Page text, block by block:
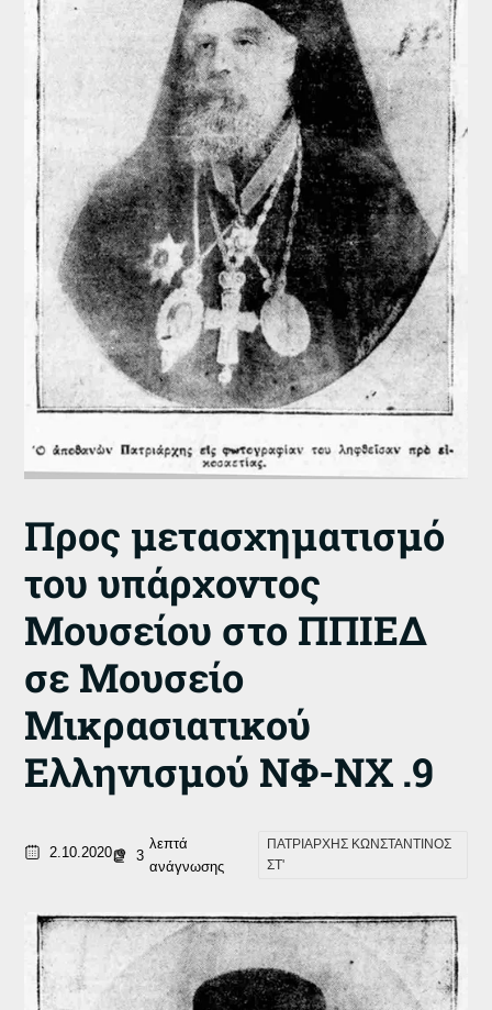
Προς μετασχηματισμό
του υπάρχοντος
Μουσείου στο ΠΠΙΕΔ
σε Μουσείο
Μικρασιατικού
Ελληνισμού ΝΦ-ΝΧ .9
2.10.2020 3
λεπτά
ανάγνωσης
ΠΑΤΡΙΑΡΧΗΣ ΚΩΝΣΤΑΝΤΙΝΟΣ
ΣΤ'